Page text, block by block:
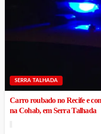
SERRA TALHADA
Carro roubado no Recife e
na Cohab, em Serra Talhada